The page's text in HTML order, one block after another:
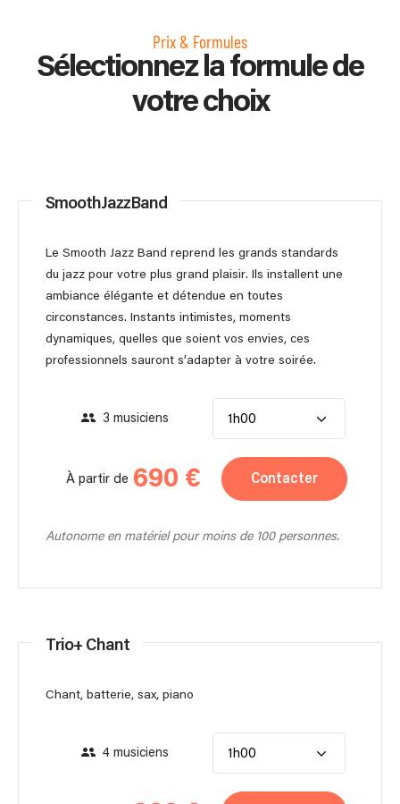
Prix & Formules
Sélectionnez la formule de
votre choix
SmoothJazzBand
Le Smooth Jazz Band reprend les grands standards
du jazz pour votre plus grand plaisir. Ils installent une
ambiance élégante et détendue en toutes
circonstances. Instants intimistes, moments
dynamiques, quelles que soient vos envies, ces
professionnels sauront s’adapter à votre soirée.
3 musiciens 1h00
À partir de 690 € Contacter
Autonome en matériel pour moins de 100 personnes.
Trio+ Chant
Chant, batterie, sax, piano
4 musiciens 1h00